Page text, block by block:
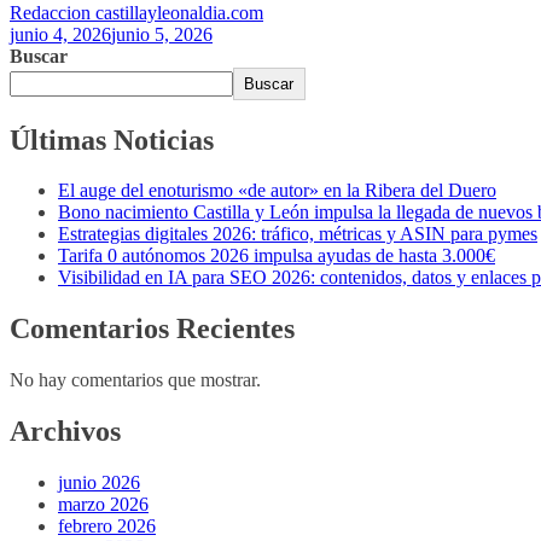
Redaccion castillayleonaldia.com
junio 4, 2026junio 5, 2026
Buscar
Buscar
Últimas Noticias
El auge del enoturismo «de autor» en la Ribera del Duero
Bono nacimiento Castilla y León impulsa la llegada de nuevos
Estrategias digitales 2026: tráfico, métricas y ASIN para pymes
Tarifa 0 autónomos 2026 impulsa ayudas de hasta 3.000€
Visibilidad en IA para SEO 2026: contenidos, datos y enlaces
Comentarios Recientes
No hay comentarios que mostrar.
Archivos
junio 2026
marzo 2026
febrero 2026